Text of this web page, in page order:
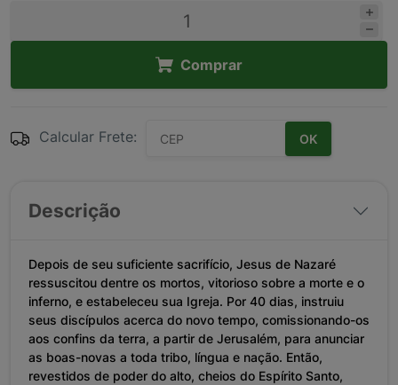
Comprar
Calcular Frete: OK
Descrição
Depois de seu suficiente sacrifício, Jesus de Nazaré
ressuscitou dentre os mortos, vitorioso sobre a morte e o
inferno, e estabeleceu sua Igreja. Por 40 dias, instruiu
seus discípulos acerca do novo tempo, comissionando-os
aos confins da terra, a partir de Jerusalém, para anunciar
as boas-novas a toda tribo, língua e nação. Então,
revestidos de poder do alto, cheios do Espírito Santo,